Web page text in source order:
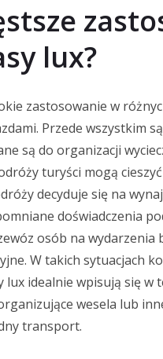
lux?
zastosowanie w
Przede wszystkim
są do organizacji
turyści mogą
decyduje się na
doświadczenia
osób na wydarzenia
W takich sytuacjach
idealnie wpisują się w
wesela lub
transport.